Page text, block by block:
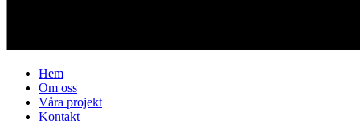
Hem
Om oss
Våra projekt
Kontakt